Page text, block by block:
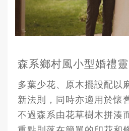
森系鄉村風小型婚禮
多葉少花、原木擺設配以
新法則，同時亦適用於懷
不過森系由花草樹木拼湊